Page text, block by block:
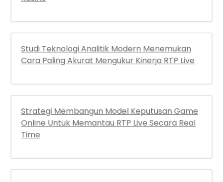
Cara Paling Akurat Mengukur Kinerja RTP Live
Online Untuk Memantau RTP Live Secara Real
Time